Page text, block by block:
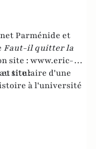
Parménide et
Faut-il quitter la
site : www.eric-
site :
et titulaire d'une
à l'université